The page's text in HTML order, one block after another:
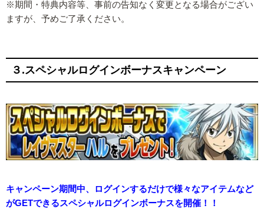
※期間・特典内容等、事前の告知なく変更となる場合がござい
ますが、予めご了承ください。
３.スペシャルログインボーナスキャンペーン
キャンペーン期間中、ログインするだけで様々なアイテムなど
がGETできるスペシャルログインボーナスを開催！！